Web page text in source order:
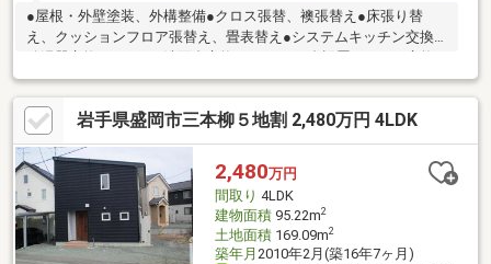
●屋根・外壁塗装、外構整備●クロス張替、襖張替え●床張り替
え、クッションフロア張替え、畳表替え●システムキッチン交換●
給湯器交換●トイレ・洗面台交換●エアコン1台設置●TVホン交換●
一部建具交換●一部内装塗装●玄関鍵交換
岩手県盛岡市三本柳５地割 2,480万円 4LDK
2,480万円
間取り 4LDK
建物面積95.22m2
土地面積169.09m2
築年月 2010年2月(築16年7ヶ月)